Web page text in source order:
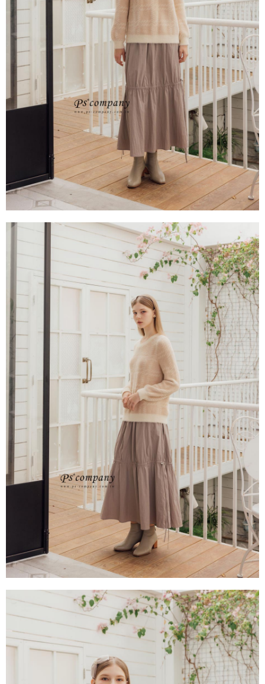
「AFTEE先享後付」，若未經同意申辦者引起之損失，本公司不負相關責
任。
４．使用「AFTEE先享後付」時，將依據個別帳號之用戶狀況，依本公司即
時審查核予不同之上限額度；若仍有額度不足之情形，本公司將視審查結果
請求用戶進行身份認證。
５．嚴禁一人註冊多個帳號或使用他人資訊註冊。若發現惡意使用之情形，
恩沛科技股份有限公司將有權停止該用戶之使用額度並採取法律行動。